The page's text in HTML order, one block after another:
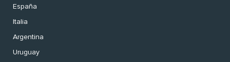
España
Italia
Argentina
Uruguay